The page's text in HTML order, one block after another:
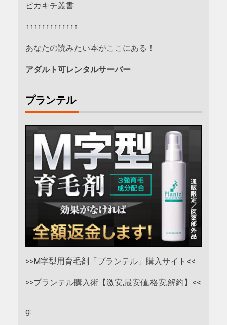
ピカキチ叢書
↑↑↑↑↑↑↑↑↑↑↑↑↑
あなたの読みたい本がここにある！
アダルト可レンタルサーバー
プランテル
>>M字型用育毛剤「プランテル」購入サイト<<
>>プランテル購入術【激安,最安値,格安,解約】<<
g: